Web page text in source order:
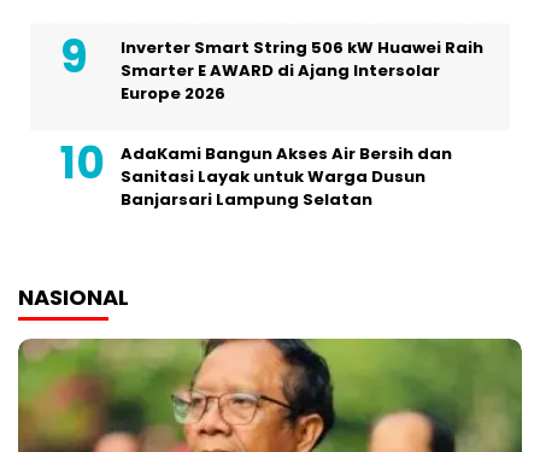
Inverter Smart String 506 kW Huawei Raih
Smarter E AWARD di Ajang Intersolar
Europe 2026
AdaKami Bangun Akses Air Bersih dan
Sanitasi Layak untuk Warga Dusun
Banjarsari Lampung Selatan
NASIONAL